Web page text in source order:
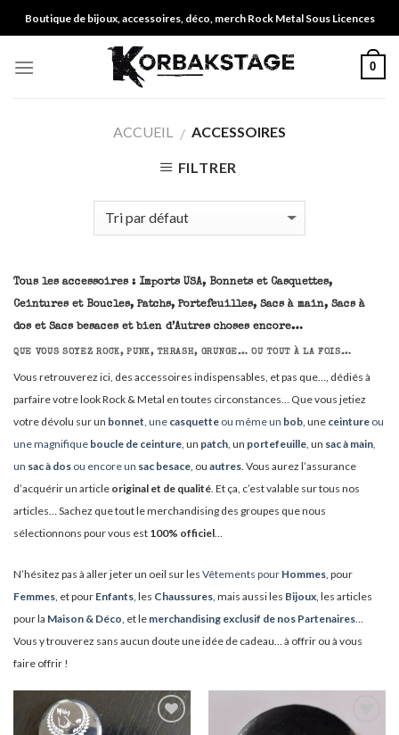
to
Boutique de bijoux, accessoires, déco, merch Rock Metal Sous Licences
0
ACCUEIL / ACCESSOIRES
FILTRER
Tous les accessoires : Imports USA, Bonnets et Casquettes,
Ceintures et Boucles, Patchs, Portefeuilles, Sacs à main, Sacs à
dos et Sacs besaces et bien d’Autres choses encore…
QUE VOUS SOYEZ ROCK, PUNK, THRASH, GRUNGE… OU TOUT À LA FOIS…
Vous retrouverez ici, des accessoires indispensables, et pas que…, dédiés à
parfaire votre look Rock & Metal en toutes circonstances… Que vous jetiez
votre dévolu sur un bonnet , une casquette ou même un bob , une ceinture ou
une magnifique boucle de ceinture , un patch , un portefeuille , un sac à main
un sac à dos ou encore un sac besace , ou autres . Vous aurez l’assurance
d’acquérir un article original et de qualité . Et ça, c’est valable sur tous nos
articles… Sachez que tout le merchandising des groupes que nous
sélectionnons pour vous est 100% officiel
N’hésitez pas à aller jeter un oeil sur les Vêtements pour Hommes , pour
Femmes , et pour Enfants , les Chaussures , mais aussi les Bijoux , les articles
pour la Maison & Déco , et le merchandising exclusif de nos Partenaires
Vous y trouverez sans aucun doute une idée de cadeau… à offrir ou à vous
faire offrir !